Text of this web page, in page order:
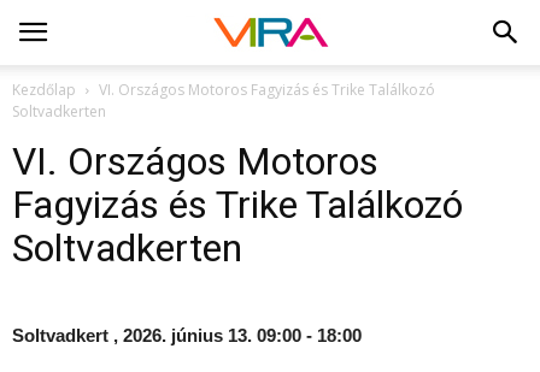
Kezdőlap
VI. Országos Motoros Fagyizás és Trike Találkozó
Soltvadkerten
VI. Országos Motoros
Fagyizás és Trike Találkozó
Soltvadkerten
Soltvadkert , 2026. június 13. 09:00 - 18:00